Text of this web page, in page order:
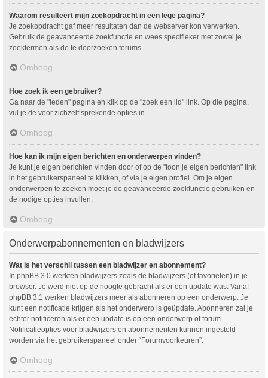
Waarom resulteert mijn zoekopdracht in een lege pagina?
Je zoekopdracht gaf meer resultaten dan de webserver kon verwerken.
Gebruik de geavanceerde zoekfunctie en wees specifieker met zowel je
zoektermen als de te doorzoeken forums.
Omhoog
Hoe zoek ik een gebruiker?
Ga naar de "leden" pagina en klik op de "zoek een lid" link. Op die pagina,
vul je de voor zichzelf sprekende opties in.
Omhoog
Hoe kan ik mijn eigen berichten en onderwerpen vinden?
Je kunt je eigen berichten vinden door of op de "toon je eigen berichten" link
in het gebruikerspaneel te klikken, of via je eigen profiel. Om je eigen
onderwerpen te zoeken moet je de geavanceerde zoekfunctie gebruiken en
de nodige opties invullen.
Omhoog
Onderwerpabonnementen en bladwijzers
Wat is het verschil tussen een bladwijzer en abonnement?
In phpBB 3.0 werkten bladwijzers zoals de bladwijzers (of favorieten) in je
browser. Je werd niet op de hoogte gebracht als er een update was. Vanaf
phpBB 3.1 werken bladwijzers meer als abonneren op een onderwerp. Je
kunt een notificatie krijgen als het onderwerp is geüpdate. Abonneren zal je
echter notificeren als er een update is op een onderwerp of forum.
Notificatieopties voor bladwijzers en abonnementen kunnen ingesteld
worden via het gebruikerspaneel onder “Forumvoorkeuren”.
Omhoog